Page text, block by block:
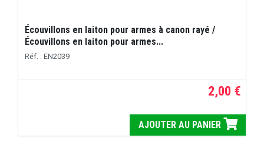
Écouvillons en laiton pour armes à canon rayé /
Écouvillons en laiton pour armes...
Réf. : EN2039
2,00 €
AJOUTER AU PANIER